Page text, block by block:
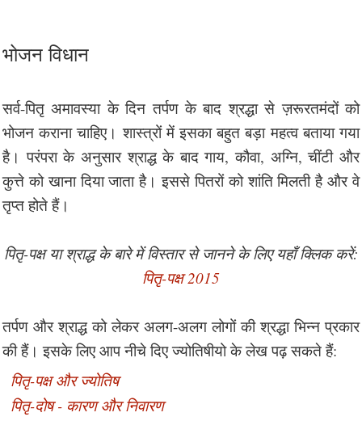
भोजन विधान
सर्व-पितृ अमावस्या के दिन तर्पण के बाद श्रद्धा से ज़रूरतमंदों को
भोजन कराना चाहिए। शास्त्रों में इसका बहुत बड़ा महत्व बताया गया
है। परंपरा के अनुसार श्राद्ध के बाद गाय, कौवा, अग्नि, चींटी और
कुत्ते को खाना दिया जाता है। इससे पितरों को शांति मिलती है और वे
तृप्त होते हैं।
पितृ-पक्ष या श्राद्ध के बारे में विस्तार से जानने के लिए यहाँ क्लिक करें:
पितृ-पक्ष 2015
तर्पण और श्राद्ध को लेकर अलग-अलग लोगों की श्रद्धा भिन्न प्रकार
की हैं। इसके लिए आप नीचे दिए ज्योतिषीयो के लेख पढ़ सकते हैं:
पितृ-पक्ष और ज्योतिष
पितृ-दोष - कारण और निवारण